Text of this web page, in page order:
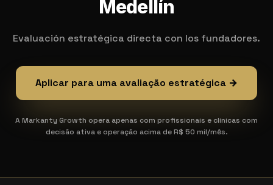
Medellín
Evaluación estratégica directa con los fundadores.
Aplicar para uma avaliação estratégica →
A Markanty Growth opera apenas com profissionais e clínicas com
decisão ativa e operação acima de R$ 50 mil/mês.